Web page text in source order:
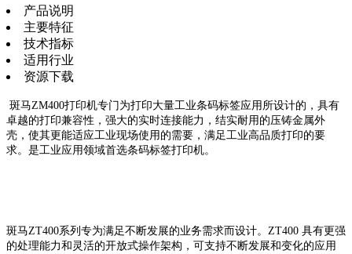
产品说明
主要特征
技术指标
适用行业
资源下载
斑马ZM400打印机专门为打印大量工业条码标签应用所设计的，具有
卓越的打印兼容性，强大的实时连接能力，结实耐用的压铸金属外
壳，使其更能适应工业现场使用的需要，满足工业高品质打印的要
求。是工业应用领域首选条码标签打印机。
斑马ZT400系列专为满足不断发展的业务需求而设计。ZT400 具有更强
的处理能力和灵活的开放式操作架构，可支持不断发展和变化的应用